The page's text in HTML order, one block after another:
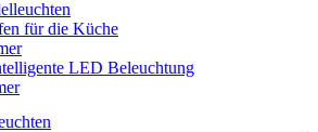
für die Küche
LED Beleuchtung